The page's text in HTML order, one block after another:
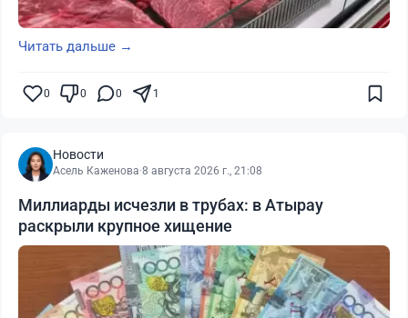
Читать дальше →
0 0 0 1
Новости
Асель Каженова·8 августа 2026 г., 21:08
Миллиарды исчезли в трубах: в Атырау
раскрыли крупное хищение